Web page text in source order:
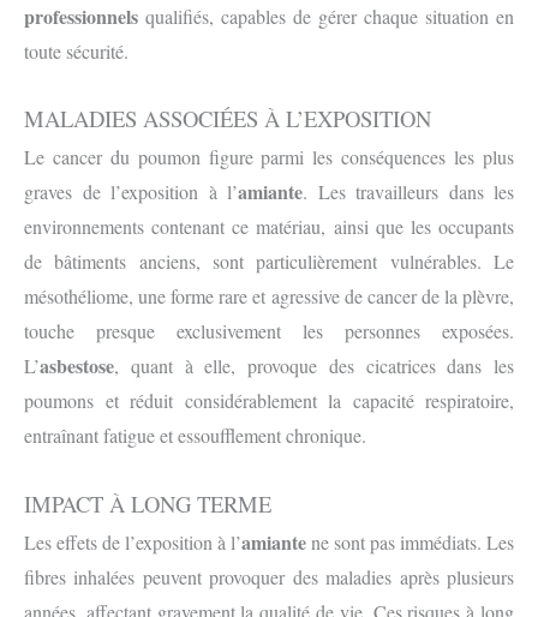
professionnels qualifiés, capables de gérer chaque situation en
toute sécurité.
MALADIES ASSOCIÉES À L’EXPOSITION
Le cancer du poumon figure parmi les conséquences les plus
graves de l’exposition à l’amiante. Les travailleurs dans les
environnements contenant ce matériau, ainsi que les occupants
de bâtiments anciens, sont particulièrement vulnérables. Le
mésothéliome, une forme rare et agressive de cancer de la plèvre,
touche presque exclusivement les personnes exposées.
L’asbestose, quant à elle, provoque des cicatrices dans les
poumons et réduit considérablement la capacité respiratoire,
entraînant fatigue et essoufflement chronique.
IMPACT À LONG TERME
Les effets de l’exposition à l’amiantene sont pas immédiats. Les
fibres inhalées peuvent provoquer des maladies après plusieurs
années, affectant gravement la qualité de vie. Ces risques à long